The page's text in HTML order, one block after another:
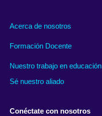
Acerca de nosotros
Formación Docente
Nuestro trabajo en educación
Sé nuestro aliado
Conéctate con nosotros